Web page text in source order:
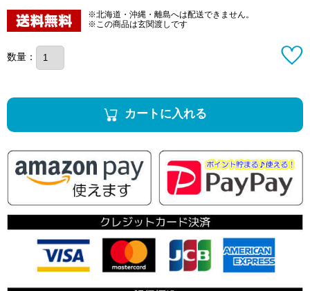
※北海道・沖縄・離島へは配送できません。
※この商品は玄関渡しです
数量：
カートに入れる